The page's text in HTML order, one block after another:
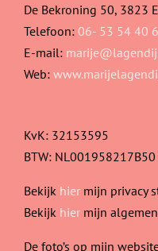
De Bekroning 50, 3823
Telefoon: 06- 53 54 40
E-mail:
Web:
KvK: 32153595
BTW: NL001958217B50
Bekijk hier mijn privacy
Bekijk hier mijn
De foto’s op mijn